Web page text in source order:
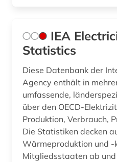
IEA
Statistics
Diese Datenbank der
Agency enthält in
umfassende,
über den OECD-
Produktion, Verbrauch,
Die Statistiken decken
Wärmeproduktion und -
Mitgliedsstaaten ab